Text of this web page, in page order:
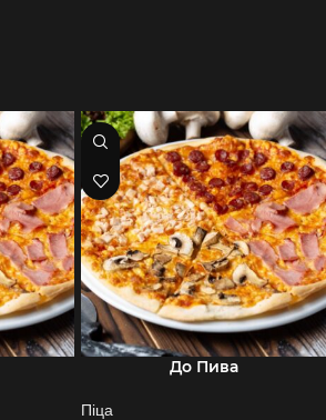
До Пива
Піца